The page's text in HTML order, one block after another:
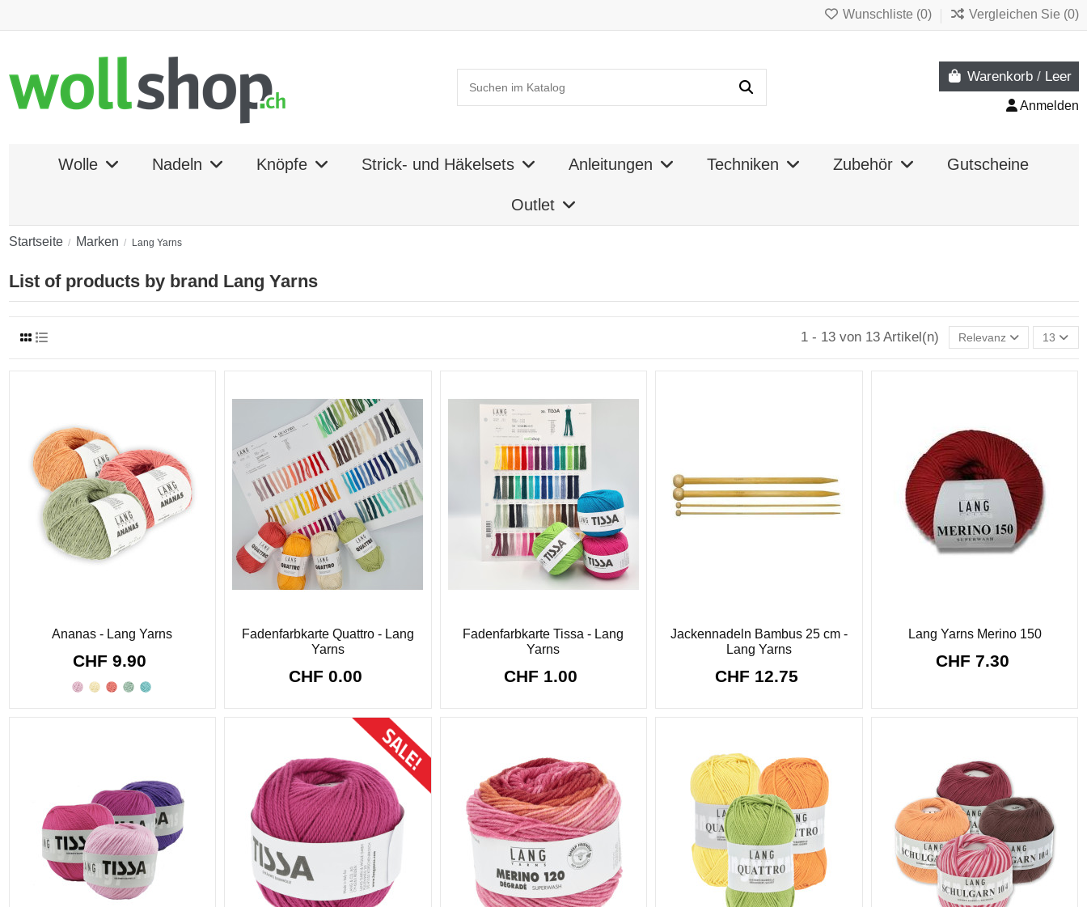
Wunschliste (0) Vergleichen Sie (0)
Warenkorb / Leer
Anmelden
Wolle Nadeln Knöpfe Strick- und Häkelsets Anleitungen Techniken Zubehör Gutscheine
Outlet
Startseite Marken Lang Yarns
List of products by brand Lang Yarns
1 - 13 von 13 Artikel(n) Relevanz 13
Ananas - Lang Yarns
CHF 9.90
Fadenfarbkarte Quattro - Lang
Yarns
CHF 0.00
Fadenfarbkarte Tissa - Lang
Yarns
CHF 1.00
Jackennadeln Bambus 25 cm -
Lang Yarns
CHF 12.75
Lang Yarns Merino 150
CHF 7.30